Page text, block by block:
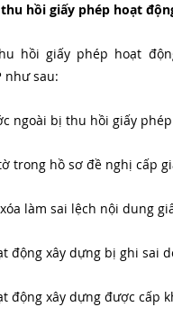
hồi giấy phép hoạt
hồi giấy phép hoạt
như sau:
ngoài bị thu hồi giấy
trong hồ sơ đề nghị cấp
làm sai lệch nội dung
động xây dựng bị ghi sai
động xây dựng được cấp